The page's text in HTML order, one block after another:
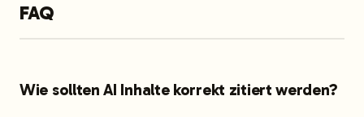
FAQ
Wie sollten AI Inhalte korrekt zitiert werden?